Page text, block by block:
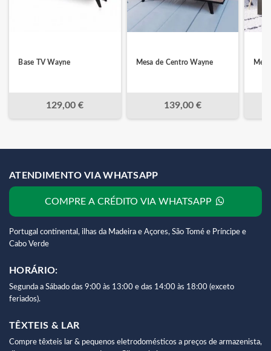
Base TV Wayne
129,00 €
Mesa de Centro Wayne
139,00 €
ATENDIMENTO VIA WHATSAPP
COMPRE A CRÉDITO VIA WHATSAPP
Portugal continental, ilhas da Madeira e Açores, São Tomé e Príncipe e
Cabo Verde
HORÁRIO:
Segunda a Sábado das 9:00 às 13:00 e das 14:00 às 18:00 (exceto
feriados).
TÊXTEIS & LAR
Compre têxteis lar & pequenos eletrodomésticos a preços de armazenista,